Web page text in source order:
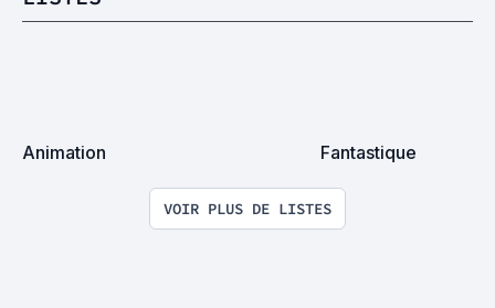
Animation Fantastique
VOIR PLUS DE LISTES